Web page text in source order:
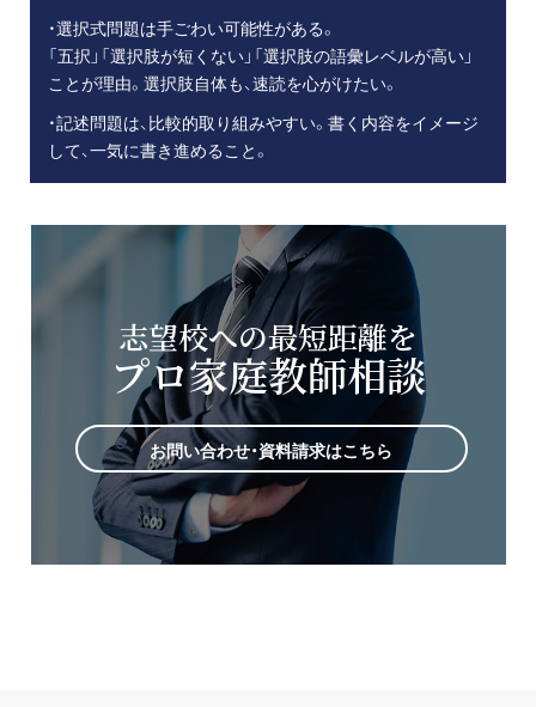
・選択式問題は手ごわい可能性がある。
「五択」「選択肢が短くない」「選択肢の語彙レベルが高い」
ことが理由。選択肢自体も、速読を心がけたい。
・記述問題は、比較的取り組みやすい。書く内容をイメージ
して、一気に書き進めること。
志望校への最短距離を
プロ家庭教師相談
お問い合わせ・資料請求はこちら